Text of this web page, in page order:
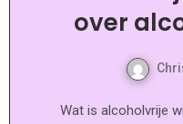
over
Wat is alcoholvrije wijn? Alcoholvrije wijn is een